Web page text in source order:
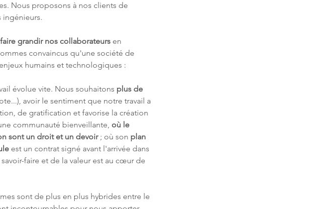
Nous proposons à nos clients de
ingénieurs.
faire grandir nos collaborateurs en
convaincus qu'une société de
humains et technologiques :
évolue vite. Nous souhaitons plus de
avoir le sentiment que notre travail a
de gratification et favorise la création
communauté bienveillante, où le
sont un droit et un devoir ; où son plan
est un contrat signé avant l'arrivée dans
faire et de la valeur est au cœur de
sont de plus en plus hybrides entre le